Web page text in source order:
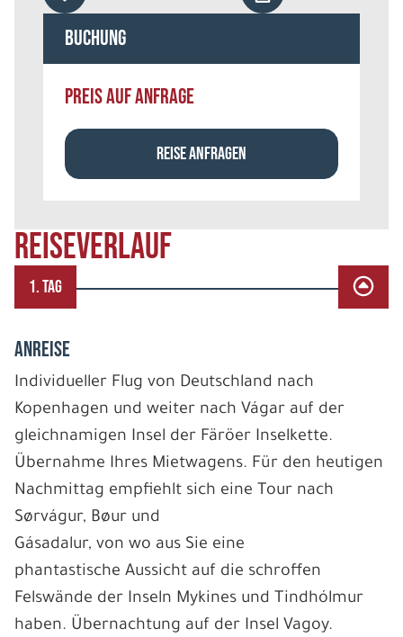
REISEVERLAUF
1. TAG
ANREISE
Individueller Flug von Deutschland nach
Kopenhagen und weiter nach Vágar auf der
gleichnamigen Insel der Färöer Inselkette.
Übernahme Ihres Mietwagens. Für den heutigen
Nachmittag empfiehlt sich eine Tour nach
Sørvágur, Bøur und
Gásadalur, von wo aus Sie eine
phantastische Aussicht auf die schroffen
Felswände der Inseln Mykines und Tindhólmur
haben. Übernachtung auf der Insel Vagoy.
Buchung
PREIS AUF ANFRAGE
REISE ANFRAGEN